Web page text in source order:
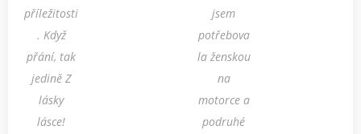
příležitosti
. Když
přání, tak
jedině Z
lásky
lásce!
jsem
potřebova
la ženskou
na
motorce a
podruhé